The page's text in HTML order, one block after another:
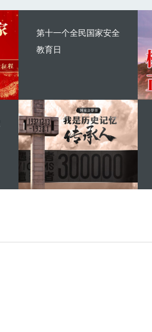
第十一个全民国家安全
教育日